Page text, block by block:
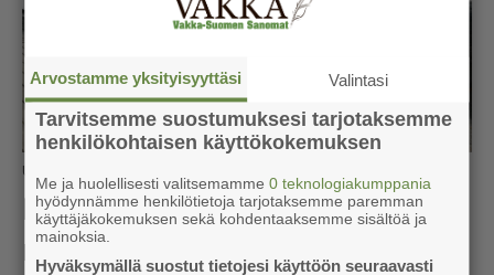
Uutiset
Paikalliset nuoret opastavat
matkailijoita Naantalin kesässä
Arvostamme yksityisyyttäsi Valintasi
Tarvitsemme suostumuksesi tarjotaksemme
henkilökohtaisen käyttökokemuksen
Me ja huolellisesti valitsemamme0 teknologiakumppania
hyödynnämme henkilötietoja tarjotaksemme paremman
käyttäjäkokemuksen sekä kohdentaaksemme sisältöä ja
mainoksia.
Hyväksymällä suostut tietojesi käyttöön seuraavasti